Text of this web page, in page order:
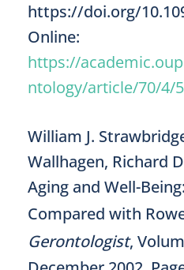
https://doi.org/
Online:
https://
ntology/article/70/4/
William J.
Wallhagen, Richard
Aging and Well-
Compared with
Gerontologist,